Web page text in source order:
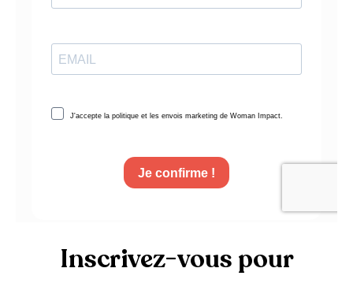
Inscrivez-vous pour